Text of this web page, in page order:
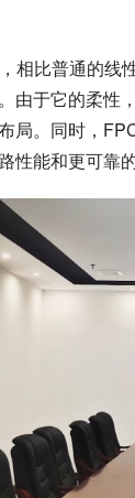
相比普通的线
由于它的柔
局。同时，
能和更可靠的